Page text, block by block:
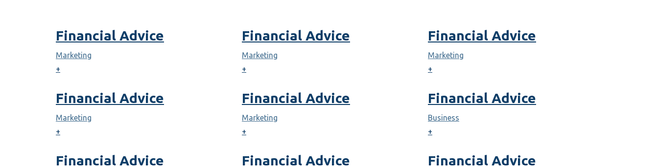
Financial Advice
Marketing
+
Financial Advice
Marketing
+
Financial Advice
Marketing
+
Financial Advice
Marketing
+
Financial Advice
Marketing
+
Financial Advice
Business
+
Financial Advice Financial Advice Financial Advice